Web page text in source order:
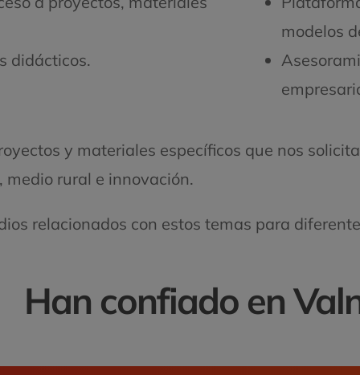
didácticos.
modelos
y materiales específicos que nos
rural e innovación.
relacionados con estos temas para
Han confiado en